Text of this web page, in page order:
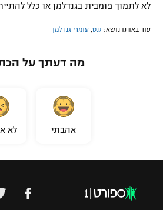
לא לתמוך פומבית בגנדלמן או כלל
עוד באותו נושא: גנט עומרי גנדלמן
מה דעתך על
אהבתי לא